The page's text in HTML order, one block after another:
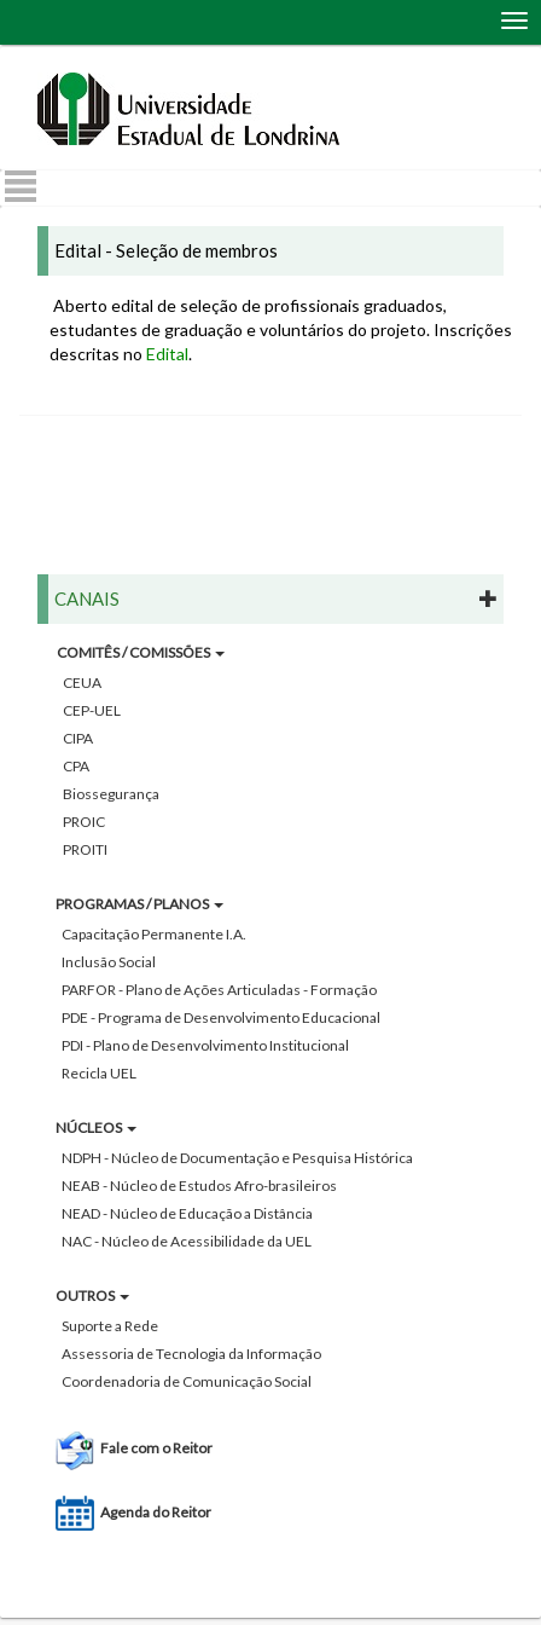
Edital - Seleção de membros
Aberto edital de seleção de profissionais graduados,
estudantes de graduação e voluntários do projeto. Inscrições
descritas no Edital.
CANAIS
COMITÊS / COMISSÕES
CEUA
CEP-UEL
CIPA
CPA
Biossegurança
PROIC
PROITI
PROGRAMAS / PLANOS
Capacitação Permanente I.A.
Inclusão Social
PARFOR - Plano de Ações Articuladas - Formação
PDE - Programa de Desenvolvimento Educacional
PDI - Plano de Desenvolvimento Institucional
Recicla UEL
NÚCLEOS
NDPH - Núcleo de Documentação e Pesquisa Histórica
NEAB - Núcleo de Estudos Afro-brasileiros
NEAD - Núcleo de Educação a Distância
NAC - Núcleo de Acessibilidade da UEL
OUTROS
Suporte a Rede
Assessoria de Tecnologia da Informação
Coordenadoria de Comunicação Social
Fale com o Reitor
Agenda do Reitor